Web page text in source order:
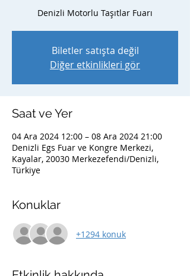
Denizli Motorlu Taşıtlar Fuarı
Biletler satışta değil
Diğer etkinlikleri gör
Saat ve Yer
04 Ara 2024 12:00 – 08 Ara 2024 21:00
Denizli Egs Fuar ve Kongre Merkezi,
Kayalar, 20030 Merkezefendi/Denizli,
Türkiye
Konuklar
+1294 konuk